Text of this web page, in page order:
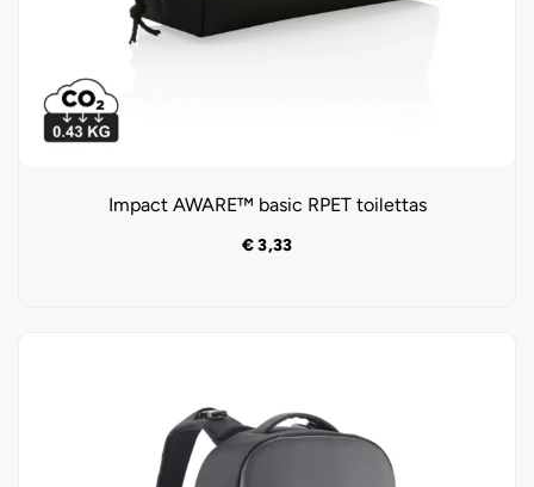
Impact AWARE™ basic RPET toilettas
€3,33